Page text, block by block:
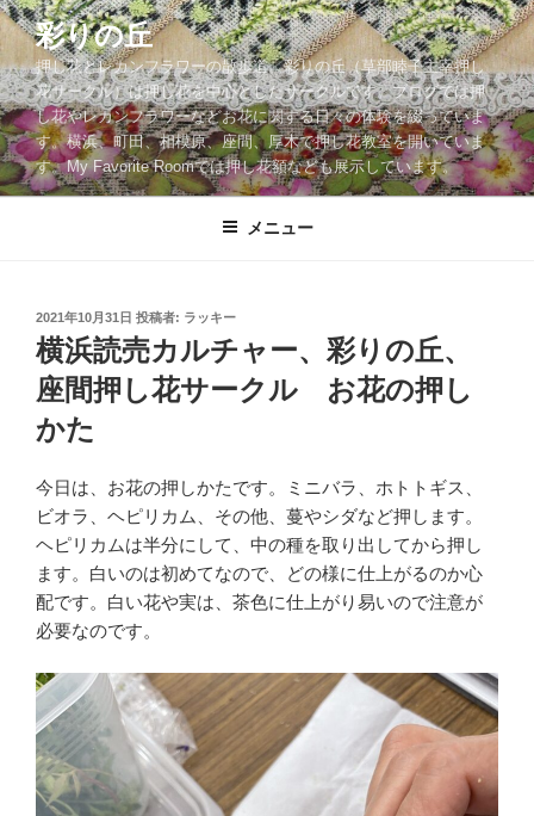
コ
ン
テ
ン
ツ
へ
ス
彩りの丘
押し花とレカンフラワーの散歩道。彩りの丘（草部睦子主宰押し
花サークル）は押し花を中心としたサークルです。ブログでは押
し花やレカンフラワーなどお花に関する日々の体験を綴っていま
す。横浜、町田、相模原、座間、厚木で押し花教室を開いていま
す。My Favorite Roomでは押し花額なども展示しています。
メニュー
投
稿
日:
2021年10月31日 投稿者: ラッキー
横浜読売カルチャー、彩りの丘、
座間押し花サークル お花の押し
かた
今日は、お花の押しかたです。ミニバラ、ホトトギス、
ビオラ、ヘピリカム、その他、蔓やシダなど押します。
ヘピリカムは半分にして、中の種を取り出してから押し
ます。白いのは初めてなので、どの様に仕上がるのか心
配です。白い花や実は、茶色に仕上がり易いので注意が
必要なのです。